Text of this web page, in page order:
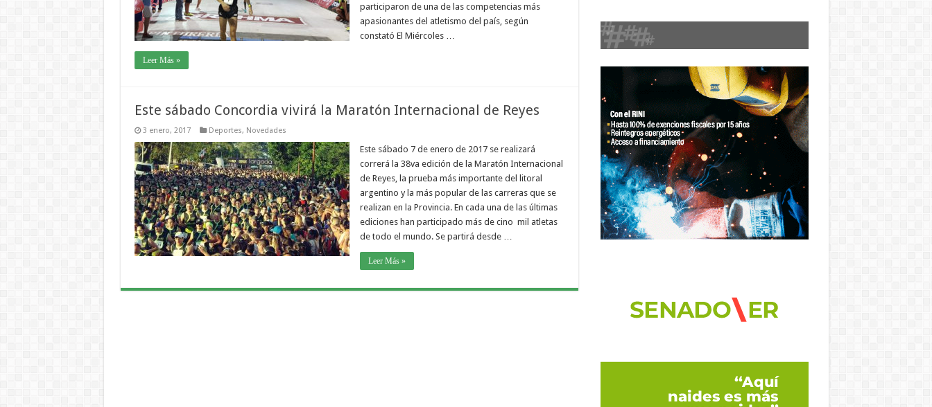
participaron de una de las competencias más
apasionantes del atletismo del país, según
constató El Miércoles …
Leer Más »
Este sábado Concordia vivirá la Maratón Internacional de Reyes
3 enero, 2017 Deportes, Novedades
Este sábado 7 de enero de 2017 se realizará
correrá la 38va edición de la Maratón Internacional
de Reyes, la prueba más importante del litoral
argentino y la más popular de las carreras que se
realizan en la Provincia. En cada una de las últimas
ediciones han participado más de cino mil atletas
de todo el mundo. Se partirá desde …
Leer Más »